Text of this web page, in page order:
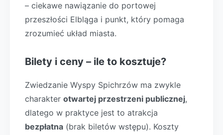
– ciekawe nawiązanie do portowej
przeszłości Elbląga i punkt, który pomaga
zrozumieć układ miasta.
Bilety i ceny – ile to kosztuje?
Zwiedzanie Wyspy Spichrzów ma zwykle
charakter otwartej przestrzeni publicznej,
dlatego w praktyce jest to atrakcja
bezpłatna (brak biletów wstępu). Koszty